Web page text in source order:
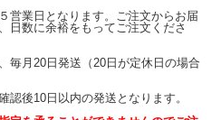
営業日となります。ご注文からお届
日数に余裕をもってご注文くださ
毎月20日発送（20日が定休日の場合
後10日以内の発送となります。